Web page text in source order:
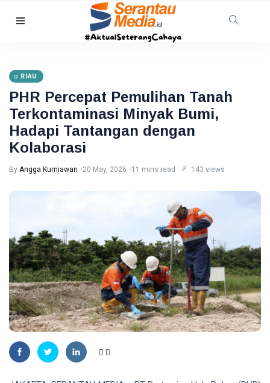
Diduga
Bacok
Perempuan
hingga
Tewas di
Pekanbaru
Aug,
2026
INDRAGIRI
HILIR
Kemunculan
Muara Bikin
Menangkap
Riau
Apresiasi
Dukungan
Plt
Gubernur
Usai Riau
Masuk
Lima
Besar
ADLG
Awards
2026
07
Aug,
2026
24
views
TANJUNGPINANG
DLH
Tanjungpinang
Ingatkan
Warga
Waspadai
07 Aug,
2026
views
NATUNA
RIAU
PHR Percepat Pemulihan Tanah
Terkontaminasi Minyak Bumi,
Hadapi Tantangan dengan
Kolaborasi
By Angga Kurniawan 20 May, 2026 11 mins read 143 views